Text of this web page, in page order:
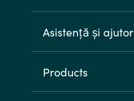
Asistență și ajutor
Products